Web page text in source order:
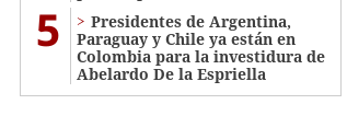
5
Presidentes de Argentina,
Paraguay y Chile ya están en
Colombia para la investidura de
Abelardo De la Espriella